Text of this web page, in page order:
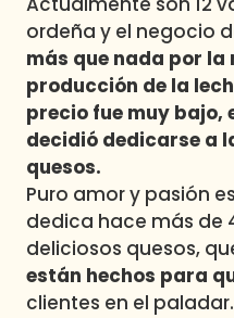
ordeña y el negocio
más que nada por la
producción de la
precio fue muy bajo,
decidió dedicarse a
quesos.
Puro amor y pasión
dedica hace más de
deliciosos quesos,
están hechos para
clientes en el paladar.